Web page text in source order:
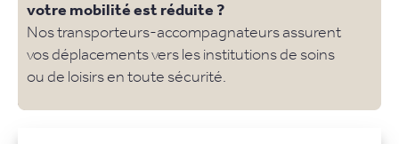
votre mobilité est réduite ?
Nos transporteurs-accompagnateurs assurent
vos déplacements vers les institutions de soins
ou de loisirs en toute sécurité.